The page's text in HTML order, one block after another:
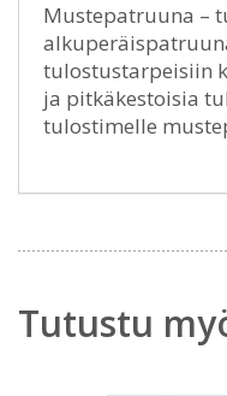
Mustepatruuna –
tulostustarpeisiin
ja pitkäkestoisia
tulostimelle
Tutustu